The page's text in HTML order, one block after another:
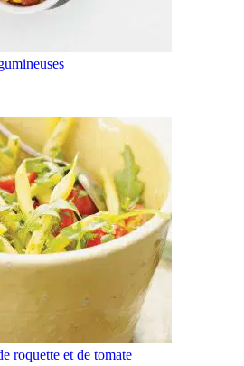
roquette et de tomate